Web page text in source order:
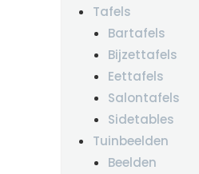
Tafels
Bartafels
Bijzettafels
Eettafels
Salontafels
Sidetables
Tuinbeelden
Beelden